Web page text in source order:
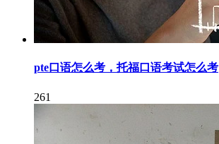
pte口语怎么考，托福口语考试怎么考
261